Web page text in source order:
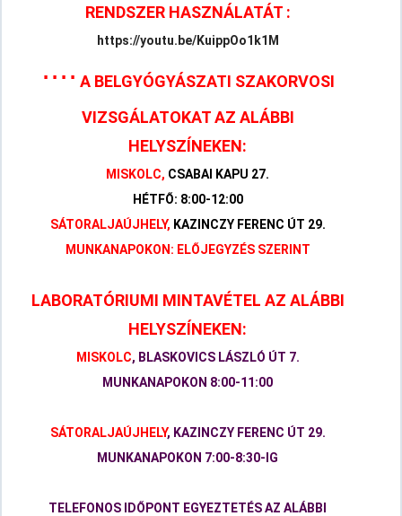
RENDSZER HASZNÁLATÁT :
https://youtu.be/KuippOo1k1M
⋅⋅⋅⋅ A BELGYÓGYÁSZATI SZAKORVOSI
VIZSGÁLATOKAT AZ ALÁBBI
HELYSZÍNEKEN:
MISKOLC, CSABAI KAPU 27.
HÉTFŐ: 8:00-12:00
SÁTORALJAÚJHELY, KAZINCZY FERENC ÚT 29.
MUNKANAPOKON: ELŐJEGYZÉS SZERINT
LABORATÓRIUMI MINTAVÉTEL AZ ALÁBBI
HELYSZÍNEKEN:
MISKOLC, BLASKOVICS LÁSZLÓ ÚT 7.
MUNKANAPOKON 8:00-11:00
SÁTORALJAÚJHELY, KAZINCZY FERENC ÚT 29.
MUNKANAPOKON 7:00-8:30-IG
TELEFONOS IDŐPONT EGYEZTETÉS AZ ALÁBBI